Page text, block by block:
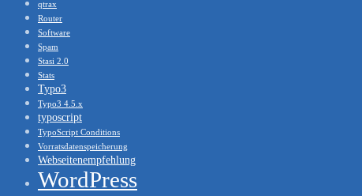
qtrax
Router
Software
Spam
Stasi 2.0
Stats
Typo3
Typo3 4.5.x
typoscript
TypoScript Conditions
Vorratsdatenspeicherung
Webseitenempfehlung
WordPress